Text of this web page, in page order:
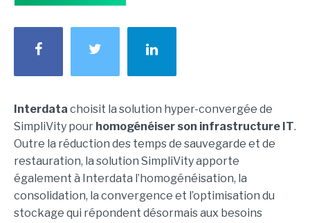
Interdata choisit la solution hyper-convergée de
SimpliVity pour homogénéiser son infrastructure IT.
Outre la réduction des temps de sauvegarde et de
restauration, la solution SimpliVity apporte
également à Interdata l’homogénéisation, la
consolidation, la convergence et l’optimisation du
stockage qui répondent désormais aux besoins